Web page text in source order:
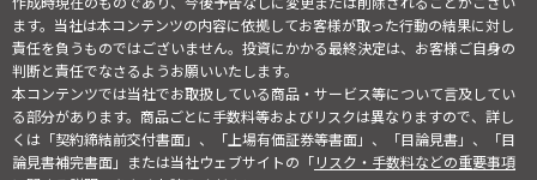
ます。当社は本コンテンツの内容に依拠してお客様が取った行動の結果に対し
責任を負うものではございません。投資にかかる最終決定は、お客様ご自身の
判断と責任でなさるようお願いいたします。
本コンテンツでは当社でお取扱している商品・サービス等について言及してい
る部分があります。商品ごとに手数料等およびリスクは異なりますので、詳し
くは「契約締結前交付書面」、「上場有価証券等書面」、「目論見書」、「目
論見書補完書面」または当社ウェブサイトの「リスク・手数料などの重要事項